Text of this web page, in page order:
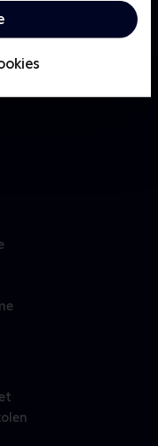
hjælpe ham med